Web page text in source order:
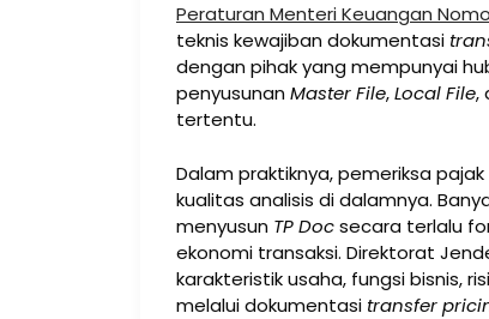
Peraturan Menteri Keuangan
teknis kewajiban dokumentasi
dengan pihak yang mempunyai
penyusunanMaster File,Local File,
tertentu.
Dalam praktiknya, pemeriksa
kualitas analisis di dalamnya.
menyusun TP Docsecara terlalu
ekonomi transaksi. Direktorat
karakteristik usaha, fungsi bisnis,
melalui dokumentasi transfer